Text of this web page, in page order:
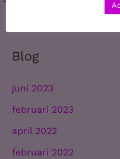
Blog
juni 2023
februari 2023
april 2022
februari 2022